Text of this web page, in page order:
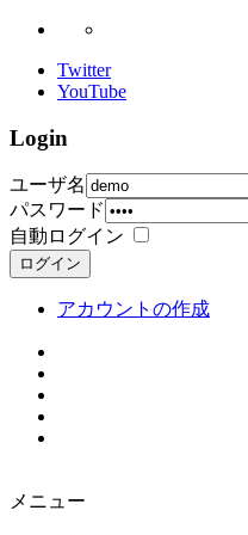
Twitter
YouTube
Login
ユーザ名
パスワード
自動ログイン
ログイン
アカウントの作成
メニュー